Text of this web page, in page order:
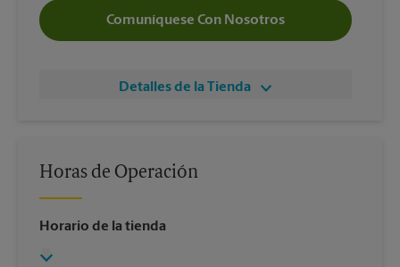
Comuníquese Con Nosotros
Detalles de la Tienda
Horas de Operación
Horario de la tienda